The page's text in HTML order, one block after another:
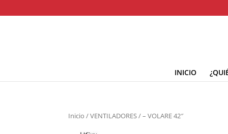
INICIO
Inicio /VENTILADORES/ – VOLARE 42″